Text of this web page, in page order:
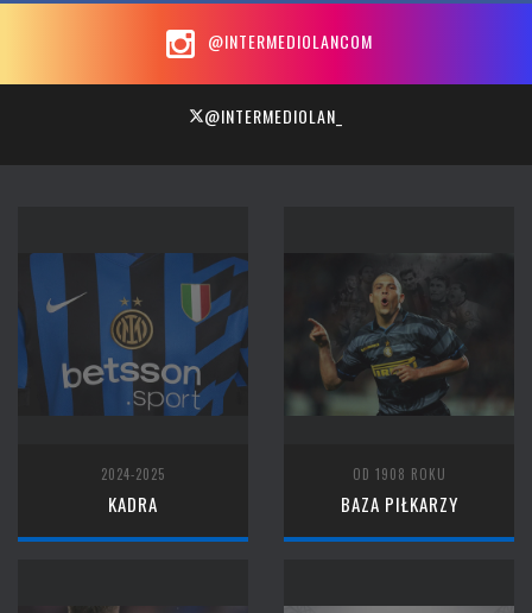
@INTERMEDIOLANCOM
@INTERMEDIOLAN_
2024-2025
KADRA
OD 1908 ROKU
BAZA PIŁKARZY